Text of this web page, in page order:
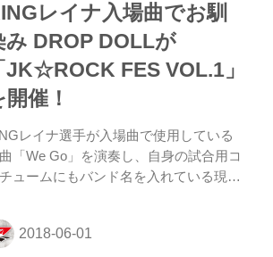
コーチをやってもらいました。毎日細
練習しましたね。スタンドやテイクダ
、グラップリングとか凄くいいトレー
ングキャンプができました。 ――今回は
な気持ちで試合に向かいますか? 山本
回はリングに上がるまではリラックスし
ち着いて。そこから行くときは行く、
ハ...
レイナ入場曲でお馴
み DROP DOLLが
JK☆ROCK FES VOL.1」
開催！
レイナ選手が入場曲で使用している
「We Go」を演奏し、自身の試合用コ
ュームにもバンド名を入れている現役
6月3日（日）、渋谷RUIDO K2で
FES VOL.1」を開催する。